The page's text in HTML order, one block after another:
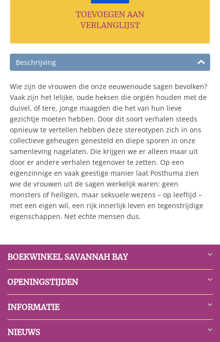
TOEVOEGEN AAN
VERLANGLIJST
Beschrijving
Wie zijn de vrouwen die onze eeuwenoude sagen bevolken?
Vaak zijn het lelijke, oude heksen die orgiën houden met de
duivel, óf tere, jonge maagden die het van hun lieve
gezichtje moeten hebben. Door dit soort verhalen steeds
opnieuw te vertellen hebben deze stereotypen zich in ons
collectieve geheugen genesteld en diepe sporen in onze
samenleving nagelaten. Die krijgen we er alleen maar uit
door er andere verhalen tegenover te zetten. Op een
eigenzinnige en vaak geestige manier laat Posthuma zien
wie de vrouwen uit de sagen werkelijk waren: geen
monsters of heiligen, maar seksuele wezens – op leeftijd –
met een eigen wil, een rijk innerlijk leven en tegenstrijdige
eigenschappen. Net echte mensen dus.
BOEKWINKEL SAVANNAH BAY
OPENINGSTIJDEN
INFORMATIE
NIEUWS